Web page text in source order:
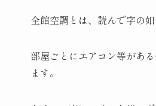
全館空調とは、読んで字の
部屋ごとにエアコン等があ
ます。